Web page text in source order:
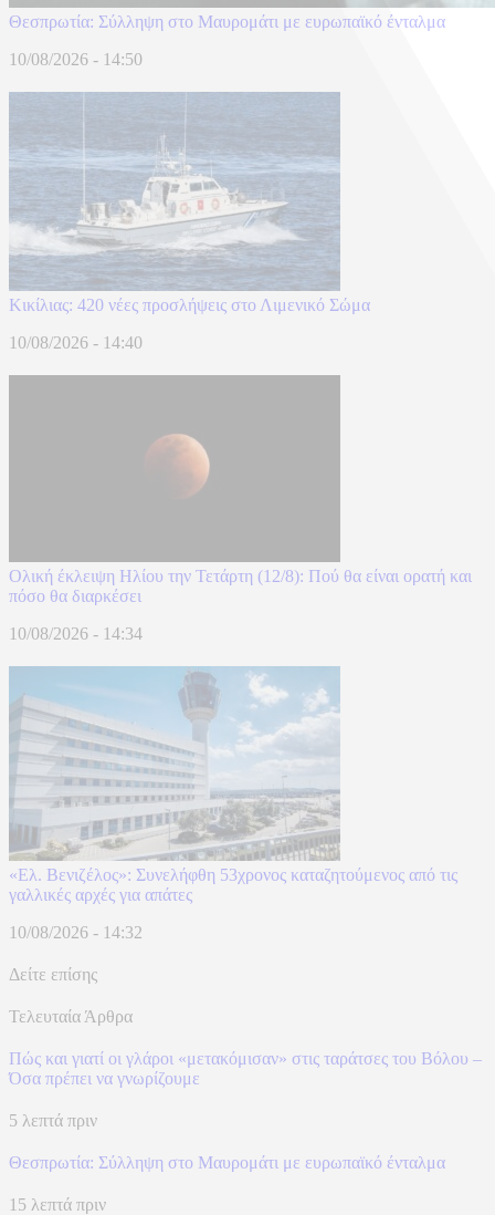
Θεσπρωτία: Σύλληψη στο Μαυρομάτι με ευρωπαϊκό ένταλμα
10/08/2026 - 14:50
Κικίλιας: 420 νέες προσλήψεις στο Λιμενικό Σώμα
10/08/2026 - 14:40
Ολική έκλειψη Ηλίου την Τετάρτη (12/8): Πού θα είναι ορατή και
πόσο θα διαρκέσει
10/08/2026 - 14:34
«Ελ. Βενιζέλος»: Συνελήφθη 53χρονος καταζητούμενος από τις
γαλλικές αρχές για απάτες
10/08/2026 - 14:32
Δείτε επίσης
Τελευταία Άρθρα
Πώς και γιατί οι γλάροι «μετακόμισαν» στις ταράτσες του Βόλου –
Όσα πρέπει να γνωρίζουμε
5 λεπτά πριν
Θεσπρωτία: Σύλληψη στο Μαυρομάτι με ευρωπαϊκό ένταλμα
15 λεπτά πριν